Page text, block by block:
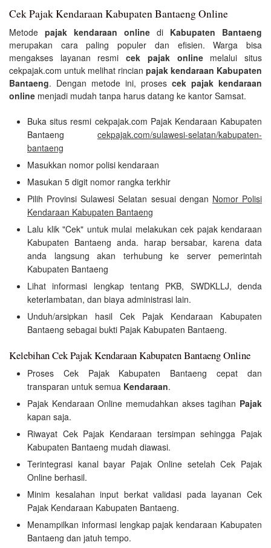
Cek Pajak Kendaraan Kabupaten Bantaeng Online
Metode pajak kendaraan online di Kabupaten Bantaeng
merupakan cara paling populer dan efisien. Warga bisa
mengakses layanan resmicek pajak onlinemelalui situs
cekpajak.com untuk melihat rincian pajak kendaraan Kabupaten
Bantaeng. Dengan metode ini, proses cek pajak kendaraan
online menjadi mudah tanpa harus datang ke kantor Samsat.
Buka situs resmi cekpajak.com Pajak Kendaraan Kabupaten
Bantaeng cekpajak.com/sulawesi-selatan/kabupaten-
bantaeng
Masukkan nomor polisi kendaraan
Masukan 5 digit nomor rangka terkhir
Pilih Provinsi Sulawesi Selatan sesuai dengan Nomor Polisi
Kendaraan Kabupaten Bantaeng
Lalu klik "Cek" untuk mulai melakukan cek pajak kendaraan
Kabupaten Bantaeng anda. harap bersabar, karena data
anda langsung akan terhubung ke server pemerintah
Kabupaten Bantaeng
Lihat informasi lengkap tentang PKB, SWDKLLJ, denda
keterlambatan, dan biaya administrasi lain.
Unduh/arsipkan hasil Cek Pajak Kendaraan Kabupaten
Bantaeng sebagai bukti Pajak Kabupaten Bantaeng.
Kelebihan Cek Pajak Kendaraan Kabupaten Bantaeng Online
Proses Cek Pajak Kabupaten Bantaeng cepat dan
transparan untuk semua Kendaraan.
Pajak Kendaraan Online memudahkan akses tagihan Pajak
kapan saja.
Riwayat Cek Pajak Kendaraan tersimpan sehingga Pajak
Kabupaten Bantaeng mudah diawasi.
Terintegrasi kanal bayar Pajak Online setelah Cek Pajak
Online berhasil.
Minim kesalahan input berkat validasi pada layanan Cek
Pajak Kendaraan Kabupaten Bantaeng.
Menampilkan informasi lengkap pajak kendaraan Kabupaten
Bantaeng dan jatuh tempo.